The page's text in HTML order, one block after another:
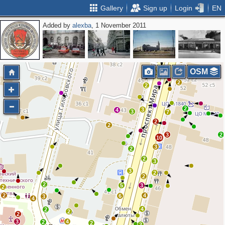
Gallery Sign up Login EN
Added byalexba, 1 November 2011
2
3
4 3
2
5
2 2
6
2
3
4
2
2
7
2
10
3
3 2
4
4
3
2
2
3
2
2
6
5 3
2
2
4
2
3
2
4
2
2
3
2
2
OSM